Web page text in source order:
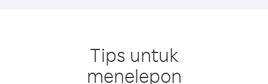
Tips untuk
menelepon